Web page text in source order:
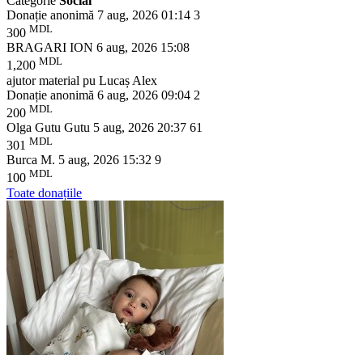
Donație anonimă 7 aug, 2026 01:14 3
300 MDL
BRAGARI ION 6 aug, 2026 15:08
1,200 MDL
ajutor material pu Lucaș Alex
Donație anonimă 6 aug, 2026 09:04 2
200 MDL
Olga Gutu Gutu 5 aug, 2026 20:37 61
301 MDL
Burca M. 5 aug, 2026 15:32 9
100 MDL
Toate donațiile